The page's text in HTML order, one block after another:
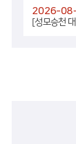
2026-
[성모승천